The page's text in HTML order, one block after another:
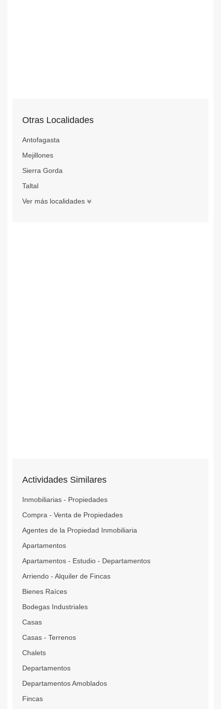
Otras Localidades
Antofagasta
Mejillones
Sierra Gorda
Taltal
Ver más localidades
Actividades Similares
Inmobiliarias - Propiedades
Compra - Venta de Propiedades
Agentes de la Propiedad Inmobiliaria
Apartamentos
Apartamentos - Estudio - Departamentos
Arriendo - Alquiler de Fincas
Bienes Raíces
Bodegas Industriales
Casas
Casas - Terrenos
Chalets
Departamentos
Departamentos Amoblados
Fincas